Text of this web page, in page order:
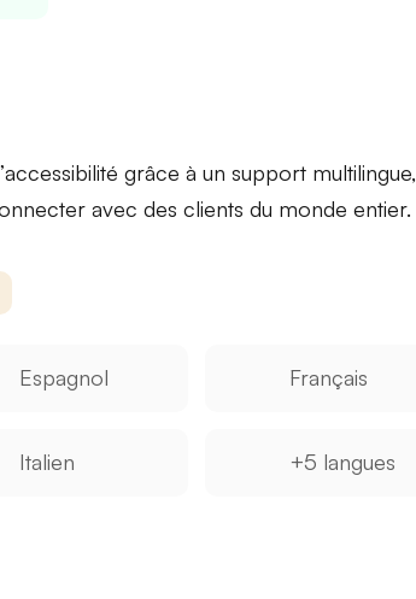
accessibilité grâce à un support multilingue,
avec des clients du monde entier.
Espagnol Français
Italien +5 langues